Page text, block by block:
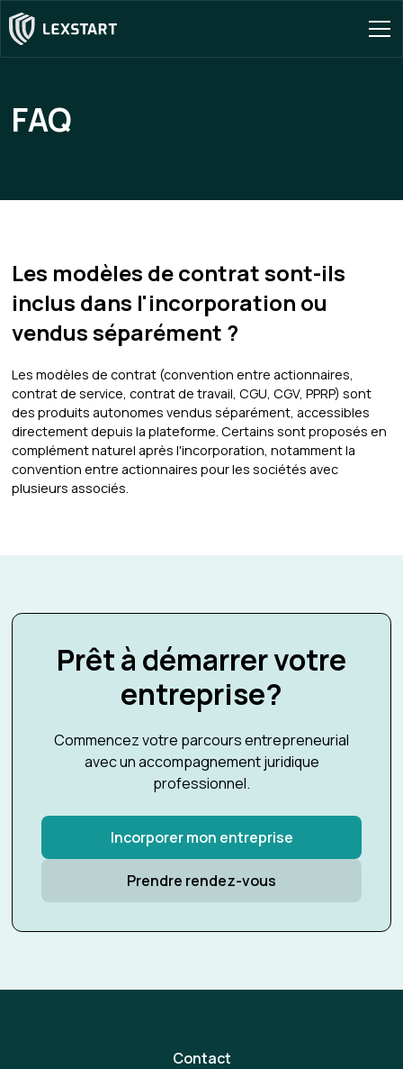
FAQ
Les modèles de contrat sont-ils
inclus dans l'incorporation ou
vendus séparément ?
Les modèles de contrat (convention entre actionnaires,
contrat de service, contrat de travail, CGU, CGV, PPRP) sont
des produits autonomes vendus séparément, accessibles
directement depuis la plateforme. Certains sont proposés en
complément naturel après l'incorporation, notamment la
convention entre actionnaires pour les sociétés avec
plusieurs associés.
Prêt à démarrer votre
entreprise?
Commencez votre parcours entrepreneurial
avec un accompagnement juridique
professionnel.
Incorporer mon entreprise
Prendre rendez-vous
Contact